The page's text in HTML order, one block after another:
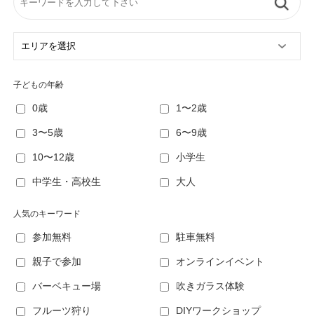
子どもの年齢
0歳 1〜2歳
3〜5歳 6〜9歳
10〜12歳 小学生
中学生・高校生 大人
人気のキーワード
参加無料 駐車無料
親子で参加 オンラインイベント
バーベキュー場 吹きガラス体験
フルーツ狩り DIYワークショップ